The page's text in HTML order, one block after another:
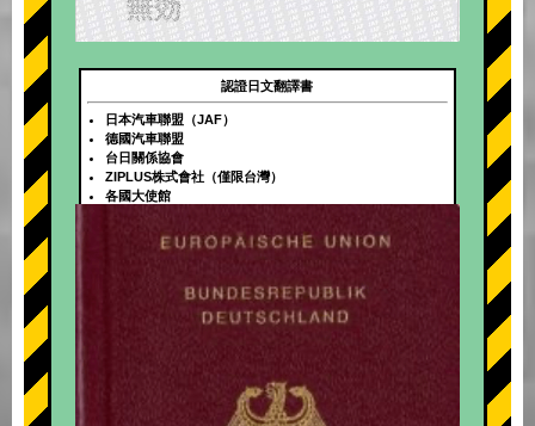
+
認證日文翻譯書
日本汽車聯盟（JAF）
德國汽車聯盟
台日關係協會
ZIPLUS株式會社（僅限台灣）
各國大使館